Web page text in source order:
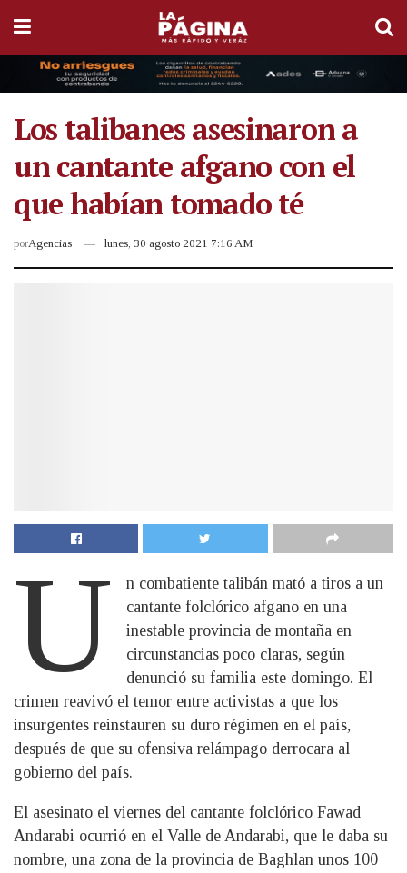
Los talibanes asesinaron a
un cantante afgano con el
que habían tomado té
porAgencias lunes, 30 agosto 2021 7:16 AM
U
n combatiente talibán mató a tiros a un
cantante folclórico afgano en una
inestable provincia de montaña en
circunstancias poco claras, según
denunció su familia este domingo. El
crimen reavivó el temor entre activistas a que los
insurgentes reinstauren su duro régimen en el país,
después de que su ofensiva relámpago derrocara al
gobierno del país.
El asesinato el viernes del cantante folclórico Fawad
Andarabi ocurrió en el Valle de Andarabi, que le daba su
nombre, una zona de la provincia de Baghlan unos 100